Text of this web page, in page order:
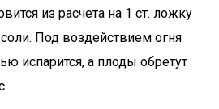
из расчета на 1 ст. ложку
Под воздействием огня
испарится, а плоды обретут